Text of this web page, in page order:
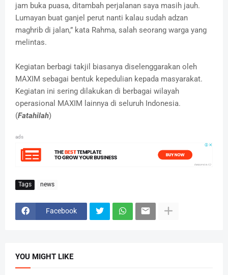
jam buka puasa, ditambah perjalanan saya masih jauh.
Lumayan buat ganjel perut nanti kalau sudah adzan
maghrib di jalan,” kata Rahma, salah seorang warga yang
melintas.
Kegiatan berbagi takjil biasanya diselenggarakan oleh
MAXIM sebagai bentuk kepedulian kepada masyarakat.
Kegiatan ini sering dilakukan di berbagai wilayah
operasional MAXIM lainnya di seluruh Indonesia.
(Fatahilah)
ads
Tags news
Facebook
YOU MIGHT LIKE